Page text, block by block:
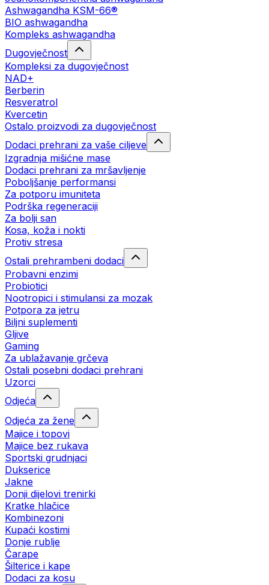
Ashwagandha KSM-66®
BIO ashwagandha
Kompleks ashwagandha
Dugovječnost
Kompleksi za dugovječnost
NAD+
Berberin
Resveratrol
Kvercetin
Ostalo proizvodi za dugovječnost
Dodaci prehrani za vaše ciljeve
Izgradnja mišićne mase
Dodaci prehrani za mršavljenje
Poboljšanje performansi
Za potporu imuniteta
Podrška regeneraciji
Za bolji san
Kosa, koža i nokti
Protiv stresa
Ostali prehrambeni dodaci
Probavni enzimi
Probiotici
Nootropici i stimulansi za mozak
Potpora za jetru
Biljni suplementi
Gljive
Gaming
Za ublažavanje grčeva
Ostali posebni dodaci prehrani
Uzorci
Odjeća
Odjeća za žene
Majice i topovi
Majice bez rukava
Sportski grudnjaci
Dukserice
Jakne
Donji dijelovi trenirki
Kratke hlačice
Kombinezoni
Kupaći kostimi
Donje rublje
Čarape
Šilterice i kape
Dodaci za kosu